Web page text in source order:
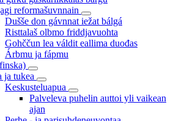
reformašuvnnain
Dušše don gávnnat iežat bálgá
Risttalaš olbmo friddjavuohta
Gohččun lea váldit eallima duođas
Árbmu ja fápmu
ja tukea
Keskusteluapua
Palveleva puhelin auttoi yli vaikean
ajan